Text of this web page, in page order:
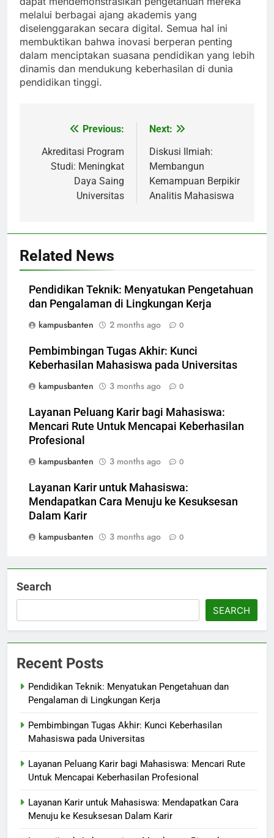
melalui berbagai ajang akademis yang
diselenggarakan secara digital. Semua hal ini
membuktikan bahwa inovasi berperan penting
dalam menciptakan suasana pendidikan yang lebih
dinamis dan mendukung keberhasilan di dunia
pendidikan tinggi.
navigation
Previous:
Akreditasi Program
Studi: Meningkat
Daya Saing
Universitas
Next:
Diskusi Ilmiah:
Membangun
Kemampuan Berpikir
Analitis Mahasiswa
Related News
Pendidikan Teknik: Menyatukan Pengetahuan
dan Pengalaman di Lingkungan Kerja
kampusbanten
2 months ago 0
Pembimbingan Tugas Akhir: Kunci
Keberhasilan Mahasiswa pada Universitas
kampusbanten
3 months ago 0
Layanan Peluang Karir bagi Mahasiswa:
Mencari Rute Untuk Mencapai Keberhasilan
Profesional
kampusbanten
3 months ago 0
Layanan Karir untuk Mahasiswa:
Mendapatkan Cara Menuju ke Kesuksesan
Dalam Karir
kampusbanten
3 months ago 0
Search
SEARCH
Recent Posts
Pendidikan Teknik: Menyatukan Pengetahuan dan
Pengalaman di Lingkungan Kerja
Pembimbingan Tugas Akhir: Kunci Keberhasilan
Mahasiswa pada Universitas
Layanan Peluang Karir bagi Mahasiswa: Mencari Rute
Untuk Mencapai Keberhasilan Profesional
Layanan Karir untuk Mahasiswa: Mendapatkan Cara
Menuju ke Kesuksesan Dalam Karir